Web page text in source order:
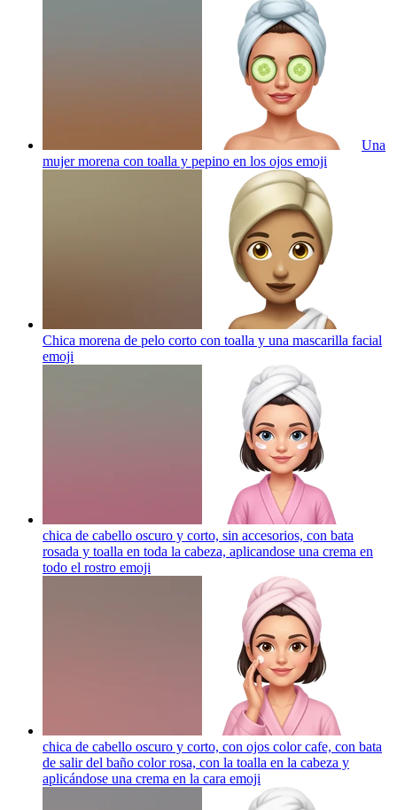
Una
mujer morena con toalla y pepino en los ojos emoji
Chica morena de pelo corto con toalla y una mascarilla facial
emoji
chica de cabello oscuro y corto, sin accesorios, con bata
rosada y toalla en toda la cabeza, aplicandose una crema en
todo el rostro emoji
chica de cabello oscuro y corto, con ojos color cafe, con bata
de salir del baño color rosa, con la toalla en la cabeza y
aplicándose una crema en la cara emoji